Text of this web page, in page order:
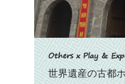
Others x Play &
世界遺産の古都